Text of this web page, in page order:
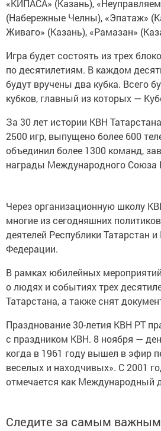
«КИПАСА» (Казань),
(Набережные Челны), «Эпатаж»
Живаго» (Казань), «Рамазан»
Игра будет состоять из трех
по десятилетиям. В каждом
будут вручены два кубка. Всего
кубков, главный из которых —
За 30 лет истории КВН
2500 игр, выпущено более 600
объединил более 1300 команд,
награды Международного Союза
Через организационную школу
многие из сегодняшних
деятелей Республики Татарстан
Федерации.
В рамках юбилейных
о людях и событиях трех
Татарстана, а также снят
Празднование 30-летия КВН РТ
с праздником КВН. 8 ноября —
когда в 1961 году вышел в эфир
веселых и находчивых». С 2001
отмечается как Международный
Следите за самым